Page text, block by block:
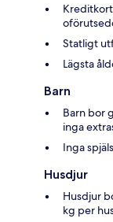
Statligt
Lägsta
Barn
Barn bor
inga
Inga
Husdjur
Husdjur
kg per